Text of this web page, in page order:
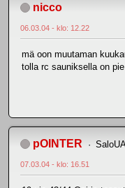
nicco
06.03.04 - klo: 12.22
mä oon muutaman
tolla rc sauniksella on
pOINTER
07.03.04 - klo: 16.51